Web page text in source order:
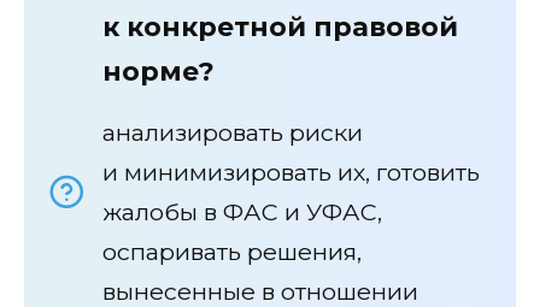
к конкретной правовой
норме?
анализировать риски
и минимизировать их, готовить
жалобы в ФАС и УФАС,
оспаривать решения,
вынесенные в отношении